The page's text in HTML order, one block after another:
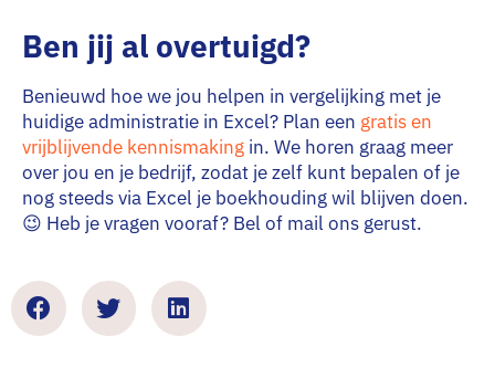
Ben jij al overtuigd?
Benieuwd hoe we jou helpen in vergelijking met je
huidige administratie in Excel? Plan een gratis en
vrijblijvende kennismaking in. We horen graag meer
over jou en je bedrijf, zodat je zelf kunt bepalen of je
nog steeds via Excel je boekhouding wil blijven doen.
😉 Heb je vragen vooraf? Bel of mail ons gerust.